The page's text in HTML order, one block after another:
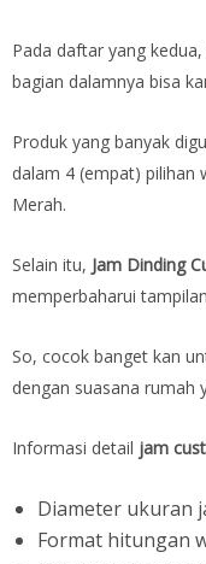
Pada daftar yang
bagian dalamnya bisa
Produk yang banyak
dalam 4 (empat) pilihan
Merah.
Selain itu, Jam Dinding
memperbaharui
So, cocok banget kan
dengan suasana rumah
Informasi detail jam
Diameter ukuran
Format hitungan